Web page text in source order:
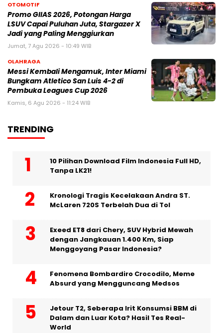
OTOMOTIF
Promo GIIAS 2026, Potongan Harga
LSUV Capai Puluhan Juta, Stargazer X
Jadi yang Paling Menggiurkan
Jumat, 7 Agu 2026 - 10:49 WIB
OLAHRAGA
Messi Kembali Mengamuk, Inter Miami
Bungkam Atletico San Luis 4-2 di
Pembuka Leagues Cup 2026
Kamis, 6 Agu 2026 - 11:24 WIB
TRENDING
10 Pilihan Download Film Indonesia Full HD,
Tanpa LK21!
Kronologi Tragis Kecelakaan Andra ST.
McLaren 720S Terbelah Dua di Tol
Exeed ET8 dari Chery, SUV Hybrid Mewah
dengan Jangkauan 1.400 Km, Siap
Menggoyang Pasar Indonesia?
Fenomena Bombardiro Crocodilo, Meme
Absurd yang Mengguncang Medsos
Jetour T2, Seberapa Irit Konsumsi BBM di
Dalam dan Luar Kota? Hasil Tes Real-
World